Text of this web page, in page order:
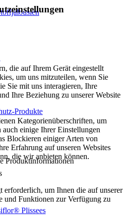
Produkte
Produktinformationen
Plissees
die auf Ihrem Gerät eingestellt
um uns mitzuteilen, wenn Sie
Sie mit uns interagieren, Ihre
Ihre Beziehung zu unserer Website
Kategorienüberschriften, um
einige Ihrer Einstellungen
Blockieren einiger Arten von
Erfahrung auf unseren Websites
die wir anbieten können.
erforderlich, um Ihnen die auf unserer
und Funktionen zur Verfügung zu